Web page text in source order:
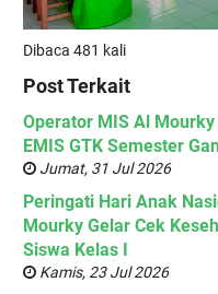
Dibaca 481 kali
Post Terkait
Operator MIS Al
EMIS GTK Semester
Jumat, 31 Jul 2026
Peringati Hari Anak
Mourky Gelar Cek
Siswa Kelas I
Kamis, 23 Jul 2026